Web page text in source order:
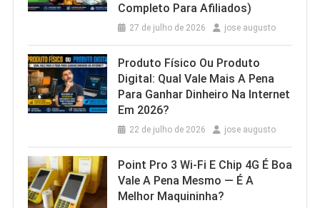
Completo Para Afiliados)
27 de julho de 2026 jose augusto
Produto Físico Ou Produto
Digital: Qual Vale Mais A Pena
Para Ganhar Dinheiro Na Internet
Em 2026?
22 de julho de 2026 jose augusto
Point Pro 3 Wi‑Fi E Chip 4G É Boa
Vale A Pena Mesmo — É A
Melhor Maquininha?